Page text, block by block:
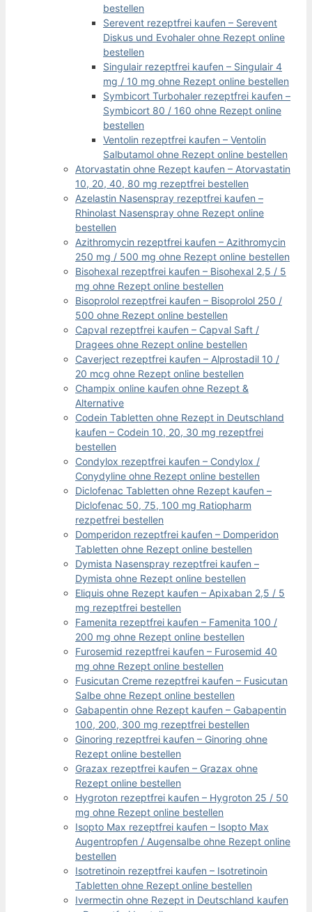
bestellen
Serevent rezeptfrei kaufen – Serevent
Diskus und Evohaler ohne Rezept online
bestellen
Singulair rezeptfrei kaufen – Singulair 4
mg / 10 mg ohne Rezept online bestellen
Symbicort Turbohaler rezeptfrei kaufen –
Symbicort 80 / 160 ohne Rezept online
bestellen
Ventolin rezeptfrei kaufen – Ventolin
Salbutamol ohne Rezept online bestellen
Atorvastatin ohne Rezept kaufen – Atorvastatin
10, 20, 40, 80 mg rezeptfrei bestellen
Azelastin Nasenspray rezeptfrei kaufen –
Rhinolast Nasenspray ohne Rezept online
bestellen
Azithromycin rezeptfrei kaufen – Azithromycin
250 mg / 500 mg ohne Rezept online bestellen
Bisohexal rezeptfrei kaufen – Bisohexal 2,5 / 5
mg ohne Rezept online bestellen
Bisoprolol rezeptfrei kaufen – Bisoprolol 250 /
500 ohne Rezept online bestellen
Capval rezeptfrei kaufen – Capval Saft /
Dragees ohne Rezept online bestellen
Caverject rezeptfrei kaufen – Alprostadil 10 /
20 mcg ohne Rezept online bestellen
Champix online kaufen ohne Rezept &
Alternative
Codein Tabletten ohne Rezept in Deutschland
kaufen – Codein 10, 20, 30 mg rezeptfrei
bestellen
Condylox rezeptfrei kaufen – Condylox /
Conydyline ohne Rezept online bestellen
Diclofenac Tabletten ohne Rezept kaufen –
Diclofenac 50, 75, 100 mg Ratiopharm
rezpetfrei bestellen
Domperidon rezeptfrei kaufen – Domperidon
Tabletten ohne Rezept online bestellen
Dymista Nasenspray rezeptfrei kaufen –
Dymista ohne Rezept online bestellen
Eliquis ohne Rezept kaufen – Apixaban 2,5 / 5
mg rezeptfrei bestellen
Famenita rezeptfrei kaufen – Famenita 100 /
200 mg ohne Rezept online bestellen
Furosemid rezeptfrei kaufen – Furosemid 40
mg ohne Rezept online bestellen
Fusicutan Creme rezeptfrei kaufen – Fusicutan
Salbe ohne Rezept online bestellen
Gabapentin ohne Rezept kaufen – Gabapentin
100, 200, 300 mg rezeptfrei bestellen
Ginoring rezeptfrei kaufen – Ginoring ohne
Rezept online bestellen
Grazax rezeptfrei kaufen – Grazax ohne
Rezept online bestellen
Hygroton rezeptfrei kaufen – Hygroton 25 / 50
mg ohne Rezept online bestellen
Isopto Max rezeptfrei kaufen – Isopto Max
Augentropfen / Augensalbe ohne Rezept online
bestellen
Isotretinoin rezeptfrei kaufen – Isotretinoin
Tabletten ohne Rezept online bestellen
Ivermectin ohne Rezept in Deutschland kaufen